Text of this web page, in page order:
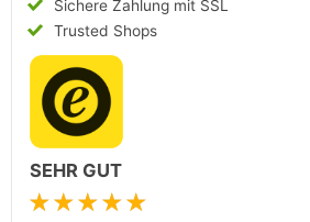
Sichere Zahlung mit SSL
Trusted Shops
SEHR GUT
★★★★★